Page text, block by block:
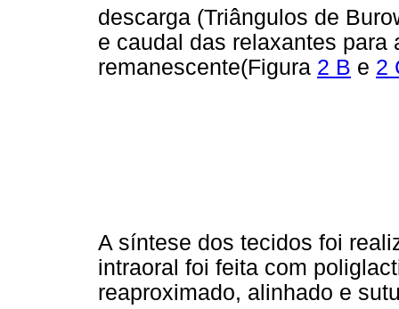
descarga (Triângulos de
e caudal das relaxantes
remanescente(Figura 2 B e 2
A síntese dos tecidos foi
intraoral foi feita com
reaproximado, alinhado e